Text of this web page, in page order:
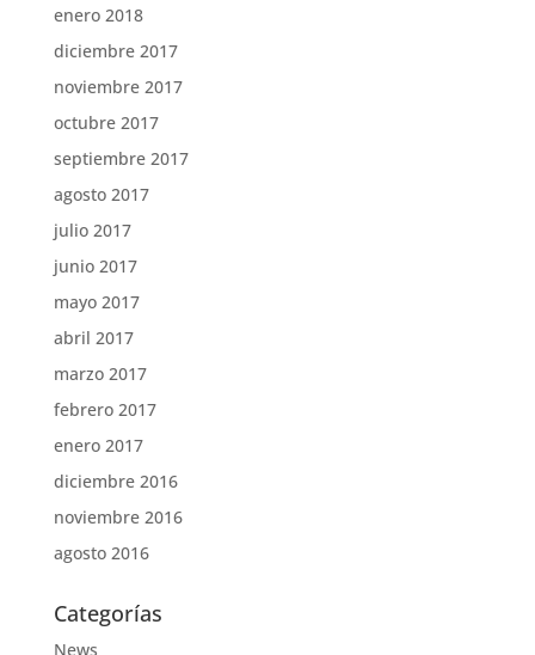
enero 2018
diciembre 2017
noviembre 2017
octubre 2017
septiembre 2017
agosto 2017
julio 2017
junio 2017
mayo 2017
abril 2017
marzo 2017
febrero 2017
enero 2017
diciembre 2016
noviembre 2016
agosto 2016
Categorías
News